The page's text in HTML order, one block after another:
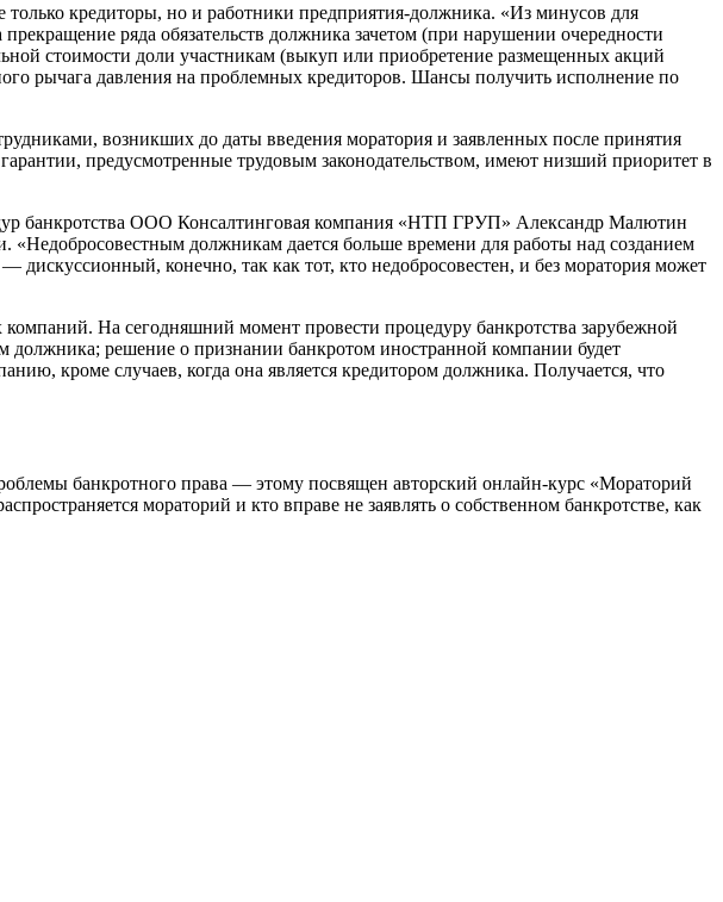
кредиторы, но и работники предприятия-должника. «Из минусов для
ряда обязательств должника зачетом (при нарушении очередности
стоимости доли участникам (выкуп или приобретение размещенных акций
рычага давления на проблемных кредиторов. Шансы получить исполнение по
возникших до даты введения моратория и заявленных после принятия
предусмотренные трудовым законодательством, имеют низший приоритет в
банкротства ООО Консалтинговая компания «НТП ГРУП» Александр Малютин
«Недобросовестным должникам дается больше времени для работы над созданием
конечно, так как тот, кто недобросовестен, и без моратория может
На сегодняшний момент провести процедуру банкротства зарубежной
решение о признании банкротом иностранной компании будет
кроме случаев, когда она является кредитором должника. Получается, что
банкротного права — этому посвящен авторский онлайн-курс «Мораторий
мораторий и кто вправе не заявлять о собственном банкротстве, как